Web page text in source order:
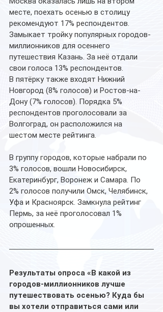
месте, поехать осенью в столицу
рекомендуют 17% респондентов.
Замыкает тройку популярных городов-
миллионников для осеннего
путешествия Казань. За неё отдали
свои голоса 13% респондентов.
В пятёрку также входят Нижний
Новгород (8% голосов) и Ростов-на-
Дону (7% голосов). Порядка 5%
респондентов проголосовали за
Волгоград, он расположился на
шестом месте рейтинга.
В группу городов, которые набрали по
3% голосов, вошли Новосибирск,
Екатеринбург, Воронеж и Самара. По
2% голосов получили Омск, Челябинск,
Уфа и Красноярск. Замкнула рейтинг
Пермь, за неё проголосовал 1%
опрошенных.
Результаты опроса «В какой из
городов-миллионников лучше
путешествовать осенью? Куда бы
вы хотели отправиться сами или